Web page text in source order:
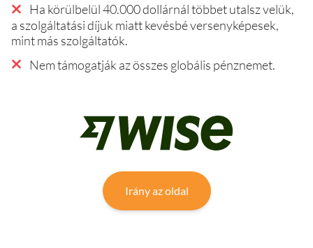
Ha körülbelül 40.000 dollárnál többet utalsz velük,
a szolgáltatási díjuk miatt kevésbé versenyképesek,
mint más szolgáltatók.
Nem támogatják az összes globális pénznemet.
Irány az oldal